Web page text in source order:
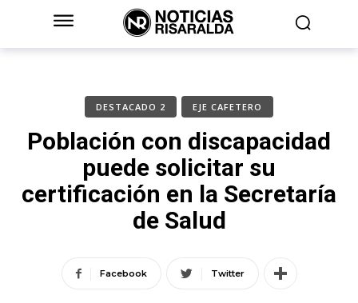
DESTACADO 2 EJE CAFETERO
Población con discapacidad
puede solicitar su
certificación en la Secretaría
de Salud
Facebook Twitter